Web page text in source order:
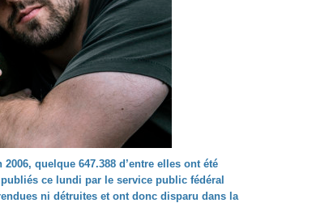
quelque 647.388 d’entre elles ont été
ce lundi par le service public fédéral
ni détruites et ont donc disparu dans la